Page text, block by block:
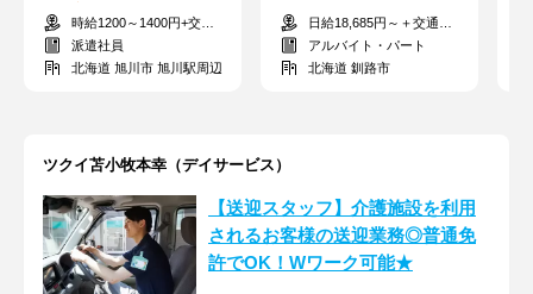
務可能！人気のオフィス
案件★時給1200～1400円+交通費支給
派遣社員
北海道 旭川市 旭川駅周辺
採用」週1回～＊Wワーク
歓迎＊年齢不問
日給18,685円～＋交通費支給
アルバイト・パート
北海道 釧路市
ツクイ苫小牧本幸（デイサービス）
【送迎スタッフ】介護施設を利用
されるお客様の送迎業務◎普通免
許でOK！Wワーク可能★